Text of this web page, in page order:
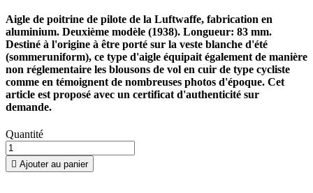
Aigle de poitrine de pilote de la Luftwaffe, fabrication en
aluminium. Deuxième modèle (1938). Longueur: 83 mm.
Destiné à l'origine à être porté sur la veste blanche d'été
(sommeruniform), ce type d'aigle équipait également de manière
non réglementaire les blousons de vol en cuir de type cycliste
comme en témoignent de nombreuses photos d'époque. Cet
article est proposé avec un certificat d'authenticité sur
demande.
Quantité
 Ajouter au panier